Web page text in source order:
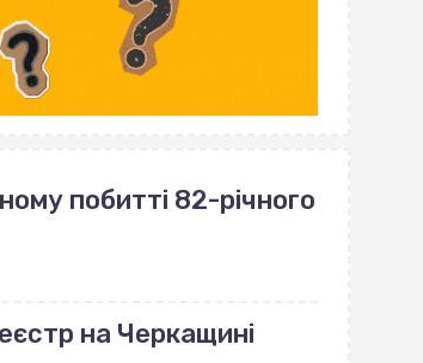
побитті 82-річного
на Черкащині